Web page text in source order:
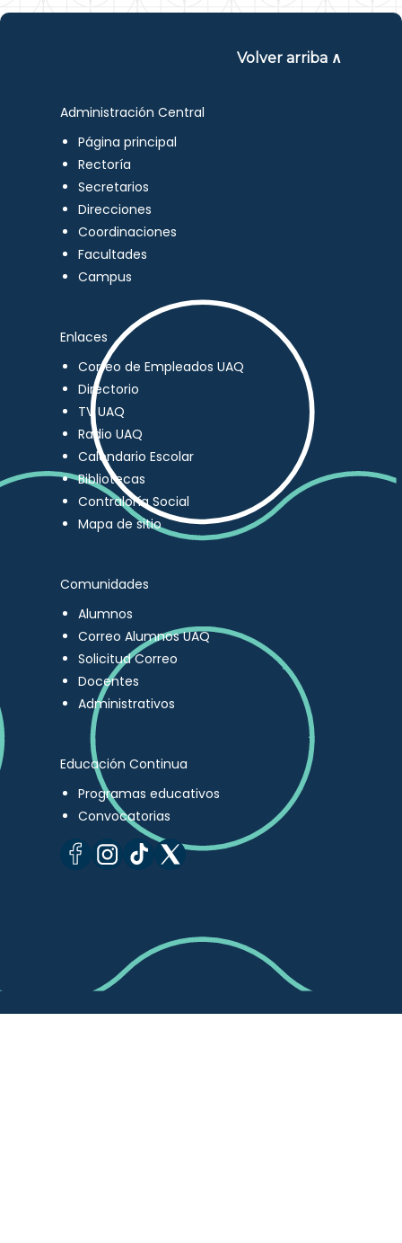
Volver arriba ∧
Administración Central
Página principal
Rectoría
Secretarios
Direcciones
Coordinaciones
Facultades
Campus
Enlaces
Correo de Empleados UAQ
Directorio
TV UAQ
Radio UAQ
Calendario Escolar
Bibliotecas
Contraloría Social
Mapa de sitio
Comunidades
Alumnos
Correo Alumnos UAQ
Solicitud Correo
Docentes
Administrativos
Educación Continua
Programas educativos
Convocatorias